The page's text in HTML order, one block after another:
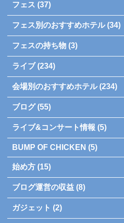
フェス (37)
フェス別のおすすめホテル (34)
フェスの持ち物 (3)
ライブ (234)
会場別のおすすめホテル (234)
ブログ (55)
ライブ&コンサート情報 (5)
BUMP OF CHICKEN (5)
始め方 (15)
ブログ運営の収益 (8)
ガジェット (2)